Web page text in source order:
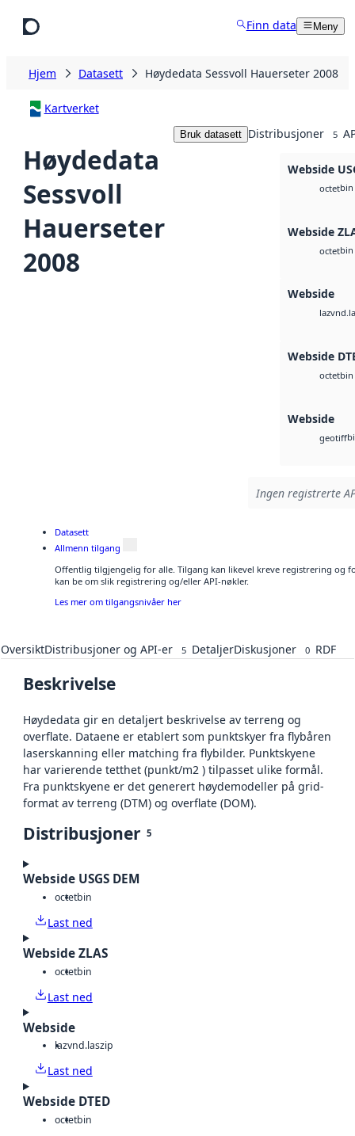
Finn data Meny
Hjem Datasett Høydedata Sessvoll Hauerseter 2008
Kartverket
Høydedata
Sessvoll
Hauerseter
2008
Bruk datasett Distribusjoner 5
Webside
octetbin
Webside
octetbin
Webside
laz
Webside
octetbin
Webside
geotiff
Ingen registrerte
Datasett
Allmenn tilgang
Offentlig tilgjengelig for alle. Tilgang kan likevel kreve registrering og
kan be om slik registrering og/eller API-nøkler.
Les mer om tilgangsnivåer her
OversiktDistribusjoner og API-er 5 DetaljerDiskusjoner 0 RDF
Beskrivelse
Høydedata gir en detaljert beskrivelse av terreng og
overflate. Dataene er etablert som punktskyer fra flybåren
laserskanning eller matching fra flybilder. Punktskyene
har varierende tetthet (punkt/m2 ) tilpasset ulike formål.
Fra punktskyene er det generert høydemodeller på grid-
format av terreng (DTM) og overflate (DOM).
Distribusjoner 5
Webside USGS DEM
octetbin
Last ned
Webside ZLAS
octetbin
Last ned
Webside
lazvnd.laszip
Last ned
Webside DTED
octetbin